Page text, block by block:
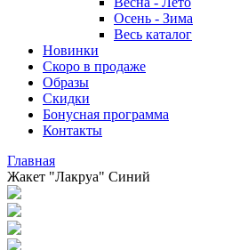
Осень - Зима
Весь каталог
Новинки
Скоро в продаже
Образы
Скидки
Бонусная программа
Контакты
Главная
Жакет "Лакруа" Синий